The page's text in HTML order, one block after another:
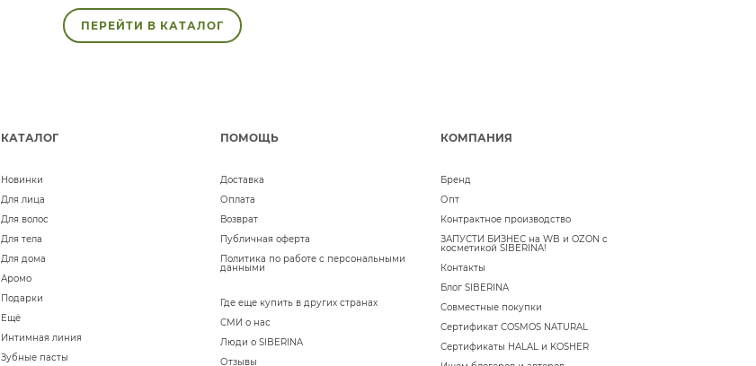
ПЕРЕЙТИ В КАТАЛОГ
КАТАЛОГ
Новинки
Для лица
Для волос
Для тела
Для дома
Аромо
Подарки
Ещё
Интимная линия
Зубные пасты
ПОМОЩЬ
Доставка
Оплата
Возврат
Публичная оферта
Политика по работе с персональными
данными
Где еще купить в других странах
СМИ о нас
Люди о SIBERINA
Отзывы
КОМПАНИЯ
Бренд
Опт
Контрактное производство
ЗАПУСТИ БИЗНЕС на WB и OZON с
косметикой SIBERINA!
Контакты
Блог SIBERINA
Совместные покупки
Сертификат COSMOS NATURAL
Сертификаты HALAL и KOSHER